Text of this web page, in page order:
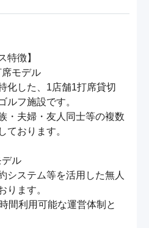
特徴】
モデル
化した、1店舗1打席貸切
ルフ施設です。
・夫婦・友人同士等の複数
ております。
ル
システム等を活用した無人
ります。
間利用可能な運営体制と